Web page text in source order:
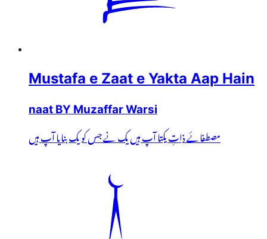
Mustafa e Zaat e Yakta Aap Hain
naat BY Muzaffar Warsi
مصطفائے ذاتِ یکتا آپ ہیں یک نے جس کو یک بنایا آپ ہیں